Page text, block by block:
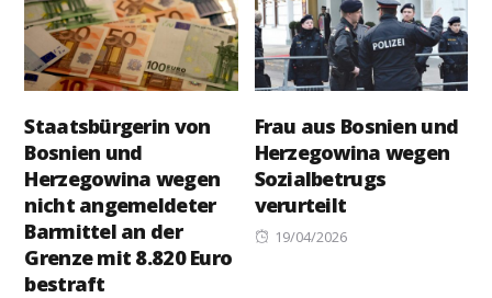
Staatsbürgerin von
Bosnien und
Herzegowina wegen
nicht angemeldeter
Barmittel an der
Grenze mit 8.820 Euro
bestraft
Frau aus Bosnien und
Herzegowina wegen
Sozialbetrugs
verurteilt
Posted
19/04/2026